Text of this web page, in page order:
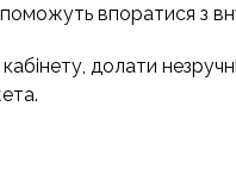
впоратися з
долати